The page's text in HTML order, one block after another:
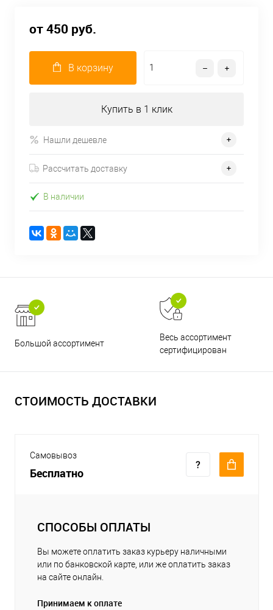
от 450 руб.
В корзину
Купить в 1 клик
Нашли дешевле
Рассчитать доставку
В наличии
Большой ассортимент
Весь ассортимент
сертифицирован
СТОИМОСТЬ ДОСТАВКИ
Самовывоз
Бесплатно
СПОСОБЫ ОПЛАТЫ
Вы можете оплатить заказ курьеру наличными
или по банковской карте, или же оплатить заказ
на сайте онлайн.
Принимаем к оплате